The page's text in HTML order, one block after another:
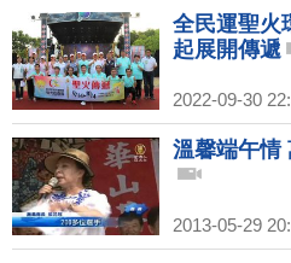
全民運聖火
起展開傳遞
2022-09-30
溫馨端午情
2013-05-29